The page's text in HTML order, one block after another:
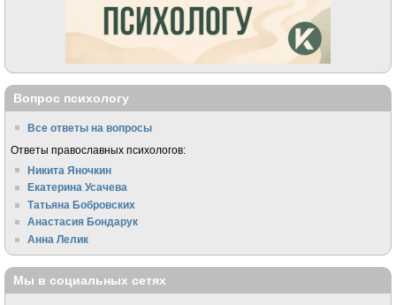
Вопрос психологу
Все ответы на вопросы
Ответы православных психологов:
Никита Яночкин
Екатерина Усачева
Татьяна Бобровских
Анастасия Бондарук
Анна Лелик
Мы в социальных сетях